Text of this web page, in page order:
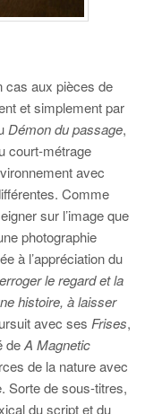
cas aux pièces de
et simplement par
Démon du passage,
court-métrage
avec
Comme
sur l’image que
photographie
à l’appréciation du
le regard et la
histoire, à laisser
avec ses Frises,
deA Magnetic
de la nature avec
Sorte de sous-titres,
du script et du